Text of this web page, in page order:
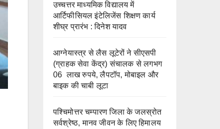
उच्चत्तर माध्यमिक विद्यालय में
आर्टिफीसियल इंटेलिजेंस शिक्षण कार्य
शीघ्र प्रारंभ : दिनेश यादव
आग्नेयास्त्र से लैस लूटेरों ने सीएसपी
(ग्राहक सेवा केंद्र) संचालक से लगभग
06 लाख रुपये, लैपटॉप, मोबाइल और
बाइक की चाबी लूटा
पश्चिमोत्तर चम्पारण जिला के जलस्रोत
सर्वश्रेष्ठ, मानव जीवन के लिए हिमालय